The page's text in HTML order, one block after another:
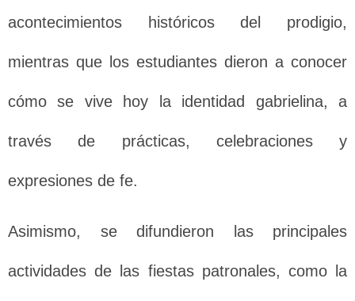
acontecimientos históricos del prodigio,
mientras que los estudiantes dieron a conocer
cómo se vive hoy la identidad gabrielina, a
través de prácticas, celebraciones y
expresiones de fe.
Asimismo, se difundieron las principales
actividades de las fiestas patronales, como la